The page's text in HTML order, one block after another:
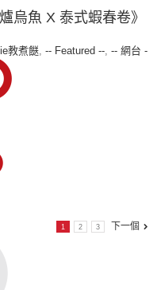
烏魚 X 泰式蝦春卷》
教煮餸, -- Featured --, -- 網台 -
1 2 3 下一個